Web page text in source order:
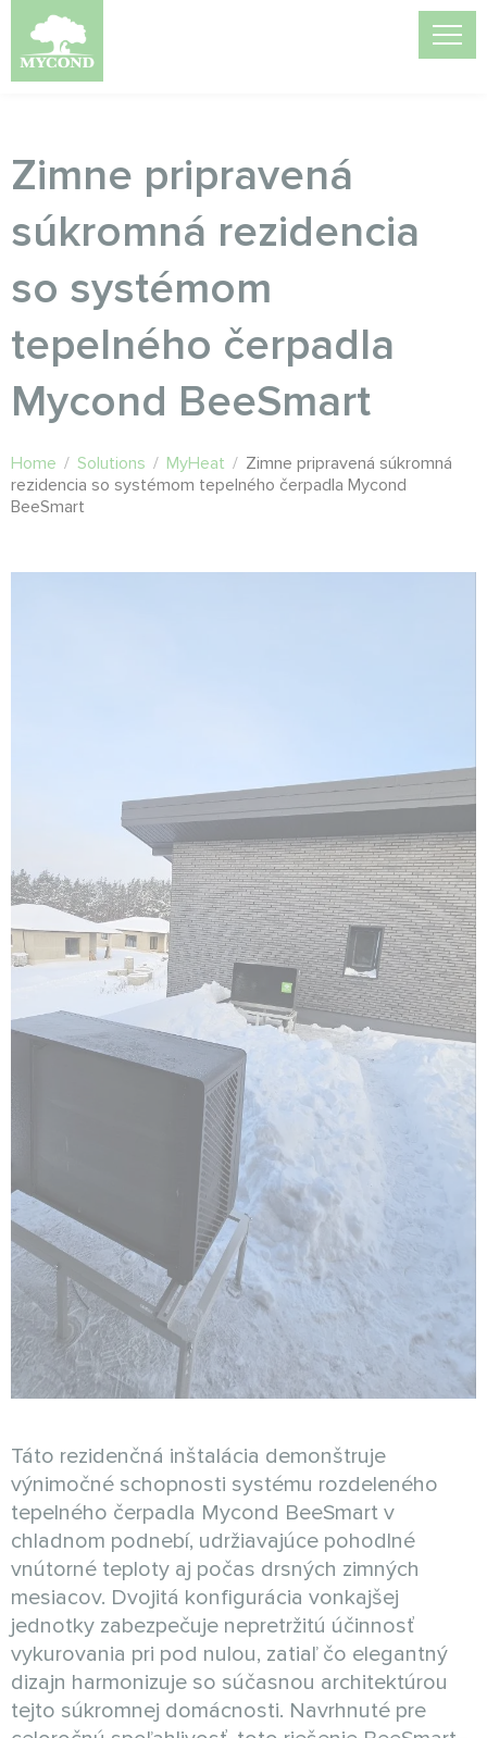
Zimne pripravená
súkromná rezidencia
so systémom
tepelného čerpadla
Mycond BeeSmart
Home / Solutions / MyHeat / Zimne pripravená súkromná
rezidencia so systémom tepelného čerpadla Mycond
BeeSmart
Táto rezidenčná inštalácia demonštruje
výnimočné schopnosti systému rozdeleného
tepelného čerpadla Mycond BeeSmart v
chladnom podnebí, udržiavajúce pohodlné
vnútorné teploty aj počas drsných zimných
mesiacov. Dvojitá konfigurácia vonkajšej
jednotky zabezpečuje nepretržitú účinnosť
vykurovania pri pod nulou, zatiaľ čo elegantný
dizajn harmonizuje so súčasnou architektúrou
tejto súkromnej domácnosti. Navrhnuté pre